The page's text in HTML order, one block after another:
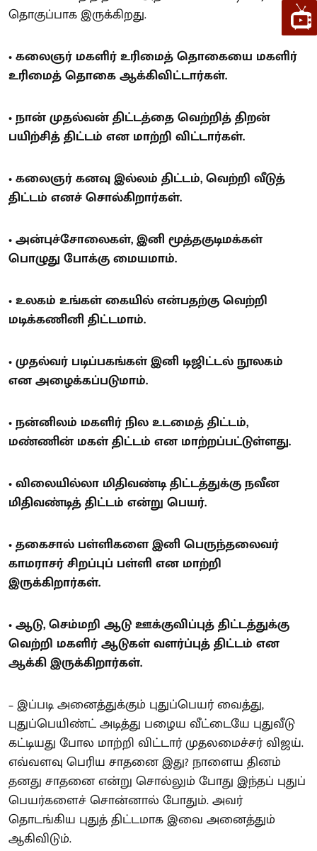
தொகுப்பாக இருக்கிறது.
• கலைஞர் மகளிர் உரிமைத் தொகையை மகளிர்
உரிமைத் தொகை ஆக்கிவிட்டார்கள்.
• நான் முதல்வன் திட்டத்தை வெற்றித் திறன்
பயிற்சித் திட்டம் என மாற்றி விட்டார்கள்.
• கலைஞர் கனவு இல்லம் திட்டம், வெற்றி வீடுத்
திட்டம் எனச் சொல்கிறார்கள்.
• அன்புச்சோலைகள், இனி மூத்தகுடிமக்கள்
பொழுது போக்கு மையமாம்.
• உலகம் உங்கள் கையில் என்பதற்கு வெற்றி
மடிக்கணினி திட்டமாம்.
• முதல்வர் படிப்பகங்கள் இனி டிஜிட்டல் நூலகம்
என அழைக்கப்படுமாம்.
• நன்னிலம் மகளிர் நில உடமைத் திட்டம்,
மண்ணின் மகள் திட்டம் என மாற்றப்பட்டுள்ளது.
• விலையில்லா மிதிவண்டி திட்டத்துக்கு நவீன
மிதிவண்டித் திட்டம் என்று பெயர்.
• தகைசால் பள்ளிகளை இனி பெருந்தலைவர்
காமராசர் சிறப்புப் பள்ளி என மாற்றி
இருக்கிறார்கள்.
• ஆடு, செம்மறி ஆடு ஊக்குவிப்புத் திட்டத்துக்கு
வெற்றி மகளிர் ஆடுகள் வளர்ப்புத் திட்டம் என
ஆக்கி இருக்கிறார்கள்.
– இப்படி அனைத்துக்கும் புதுப்பெயர் வைத்து,
புதுப்பெயிண்ட் அடித்து பழைய வீட்டையே புதுவீடு
கட்டியது போல மாற்றி விட்டார் முதலமைச்சர் விஜய்.
எவ்வளவு பெரிய சாதனை இது? நாளைய தினம்
தனது சாதனை என்று சொல்லும் போது இந்தப் புதுப்
பெயர்களைச் சொன்னால் போதும். அவர்
தொடங்கிய புதுத் திட்டமாக இவை அனைத்தும்
ஆகிவிடும்.